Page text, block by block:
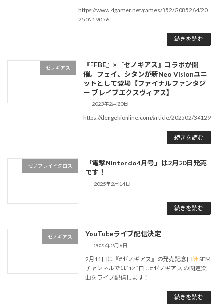
https://www.4gamer.net/games/852/G085264/20
250219056
続きを読む
ゼノギアス
『FFBE』×『ゼノギアス』コラボが開
催。フェイ、シタンが新Neo Visionユニ
ットとして登場【ファイナルファンタジ
ー ブレイブエクスヴィアス】
2025年2月20日
https://dengekionline.com/article/202502/34129
続きを読む
ゼノブレイドクロス
「電撃Nintendo4月号」は2月20日発売
です！
2025年2月14日
続きを読む
ゼノギアス YouTubeライブ配信決定
2025年2月6日
2月11日は『#ゼノギアス』の発売記念日
SEM
チャンネルでは”12″日に#ゼノギアス の関連楽
曲をライブ配信します！
続きを読む